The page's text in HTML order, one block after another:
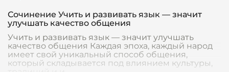
Сочинение Учить и развивать язык — значит
улучшать качество общения
Учить и развивать язык — значит улучшать
качество общения Каждая эпоха, каждый народ
имеет свой уникальный способ общения,
который складывается под влиянием культуры,